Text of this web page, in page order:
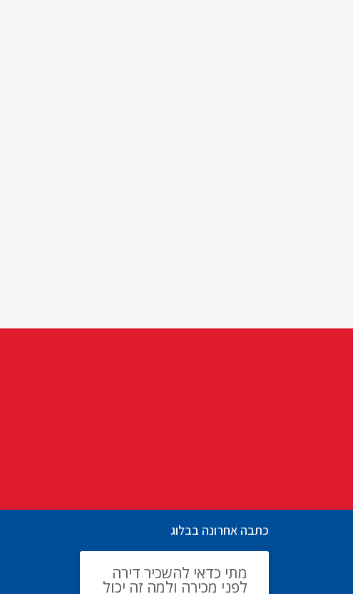
כתבה אחרונה בבלוג
מתי כדאי להשכיר דירה
לפני מכירה ולמה זה יכול